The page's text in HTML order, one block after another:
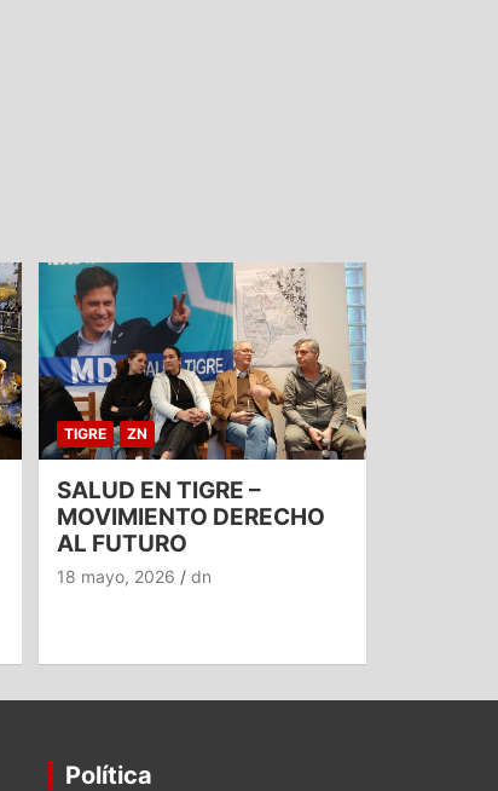
TIGRE ZN
SALUD EN TIGRE –
MOVIMIENTO DERECHO
AL FUTURO
18 mayo, 2026 dn
Política